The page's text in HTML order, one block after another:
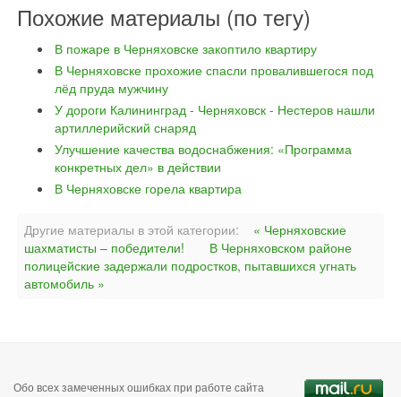
Похожие материалы (по тегу)
В пожаре в Черняховске закоптило квартиру
В Черняховске прохожие спасли провалившегося под
лёд пруда мужчину
У дороги Калининград - Черняховск - Нестеров нашли
артиллерийский снаряд
Улучшение качества водоснабжения: «Программа
конкретных дел» в действии
В Черняховске горела квартира
Другие материалы в этой категории:
« Черняховские
шахматисты – победители!
В Черняховском районе
полицейские задержали подростков, пытавшихся угнать
автомобиль »
Обо всех замеченных ошибках при работе сайта